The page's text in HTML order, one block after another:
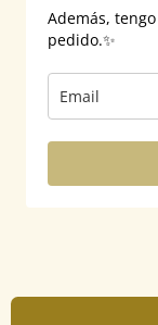
Además,
pedido.✨